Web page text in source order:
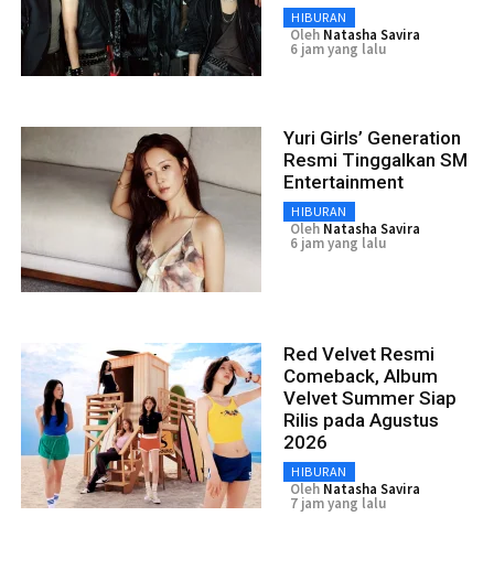
HIBURAN
Oleh Natasha Savira
6 jam yang lalu
Yuri Girls’ Generation
Resmi Tinggalkan SM
Entertainment
HIBURAN
Oleh Natasha Savira
6 jam yang lalu
Red Velvet Resmi
Comeback, Album
Velvet Summer Siap
Rilis pada Agustus
2026
HIBURAN
Oleh Natasha Savira
7 jam yang lalu